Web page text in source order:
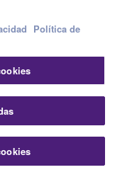
Política de